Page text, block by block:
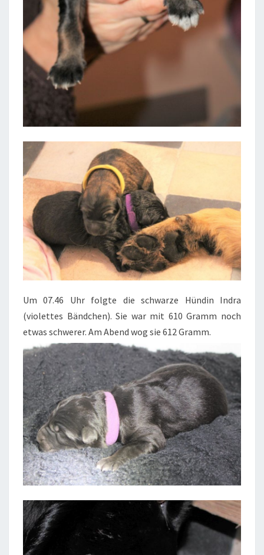
Um 07.46 Uhr folgte die schwarze Hündin Indra
(violettes Bändchen). Sie war mit 610 Gramm noch
etwas schwerer. Am Abend wog sie 612 Gramm.